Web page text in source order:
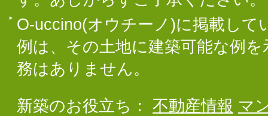
O-uccino(オウチーノ)に掲載して
例は、その土地に建築可能な例
務はありません。
新築のお役立ち： 不動産情報 マ